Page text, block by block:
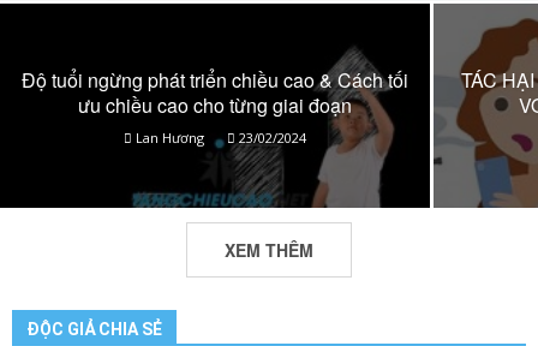
Độ tuổi ngừng phát triển chiều cao & Cách tối
ưu chiều cao cho từng giai đoạn
Lan Hương 23/02/2024
TÁC
XEM THÊM
ĐỘC GIẢ CHIA SẺ